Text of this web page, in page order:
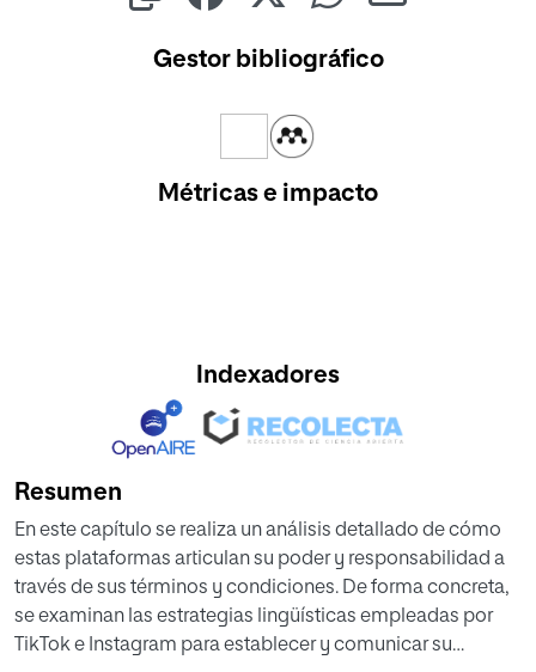
Gestor bibliográfico
Métricas e impacto
Indexadores
Resumen
En este capítulo se realiza un análisis detallado de cómo
estas plataformas articulan su poder y responsabilidad a
través de sus términos y condiciones. De forma concreta,
se examinan las estrategias lingüísticas empleadas por
TikTok e Instagram para establecer y comunicar su